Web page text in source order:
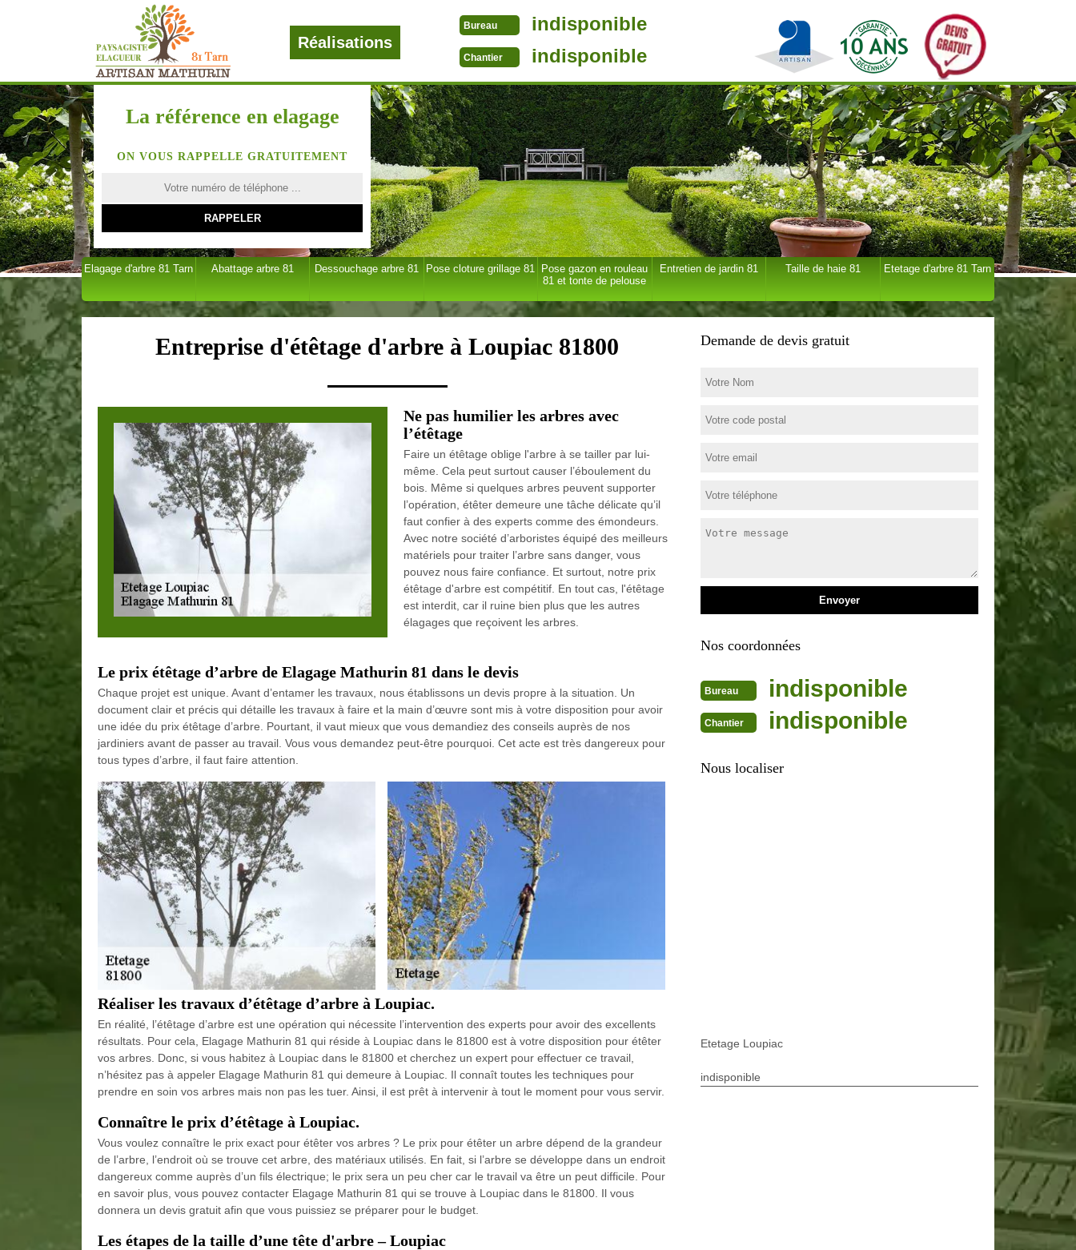
Réalisations
Bureau indisponible
Chantier indisponible
La référence en elagage
ON VOUS RAPPELLE GRATUITEMENT
Elagage d'arbre 81 Tarn Abattage arbre 81 Dessouchage arbre 81 Pose cloture grillage 81
Pose gazon en rouleau
81 et tonte de pelouse
Entretien de jardin 81 Taille de haie 81 Etetage d'arbre 81 Tarn
Entreprise d'étêtage d'arbre à Loupiac 81800
Ne pas humilier les arbres avec
l’étêtage
Faire un étêtage oblige l'arbre à se tailler par lui-
même. Cela peut surtout causer l’éboulement du
bois. Même si quelques arbres peuvent supporter
l’opération, étêter demeure une tâche délicate qu’il
faut confier à des experts comme des émondeurs.
Avec notre société d’arboristes équipé des meilleurs
matériels pour traiter l’arbre sans danger, vous
pouvez nous faire confiance. Et surtout, notre prix
étêtage d'arbre est compétitif. En tout cas, l'étêtage
est interdit, car il ruine bien plus que les autres
élagages que reçoivent les arbres.
Le prix étêtage d’arbre de Elagage Mathurin 81 dans le devis
Chaque projet est unique. Avant d’entamer les travaux, nous établissons un devis propre à la situation. Un
document clair et précis qui détaille les travaux à faire et la main d’œuvre sont mis à votre disposition pour avoir
une idée du prix étêtage d’arbre. Pourtant, il vaut mieux que vous demandiez des conseils auprès de nos
jardiniers avant de passer au travail. Vous vous demandez peut-être pourquoi. Cet acte est très dangereux pour
tous types d’arbre, il faut faire attention.
Réaliser les travaux d’étêtage d’arbre à Loupiac.
En réalité, l’étêtage d’arbre est une opération qui nécessite l’intervention des experts pour avoir des excellents
résultats. Pour cela, Elagage Mathurin 81 qui réside à Loupiac dans le 81800 est à votre disposition pour étêter
vos arbres. Donc, si vous habitez à Loupiac dans le 81800 et cherchez un expert pour effectuer ce travail,
n’hésitez pas à appeler Elagage Mathurin 81 qui demeure à Loupiac. Il connaît toutes les techniques pour
prendre en soin vos arbres mais non pas les tuer. Ainsi, il est prêt à intervenir à tout le moment pour vous servir.
Connaître le prix d’étêtage à Loupiac.
Vous voulez connaître le prix exact pour étêter vos arbres ? Le prix pour étêter un arbre dépend de la grandeur
de l’arbre, l’endroit où se trouve cet arbre, des matériaux utilisés. En fait, si l’arbre se développe dans un endroit
dangereux comme auprès d’un fils électrique; le prix sera un peu cher car le travail va être un peut difficile. Pour
en savoir plus, vous pouvez contacter Elagage Mathurin 81 qui se trouve à Loupiac dans le 81800. Il vous
donnera un devis gratuit afin que vous puissiez se préparer pour le budget.
Les étapes de la taille d’une tête d'arbre – Loupiac
Demande de devis gratuit
Nos coordonnées
Bureau indisponible
Chantier indisponible
Nous localiser
Etetage Loupiac
indisponible